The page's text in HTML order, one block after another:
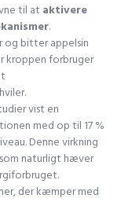
til at aktivere
.
og bitter appelsin
kroppen forbruger
vist en
med op til 17 %
Denne virkning
naturligt hæver
der kæmper med